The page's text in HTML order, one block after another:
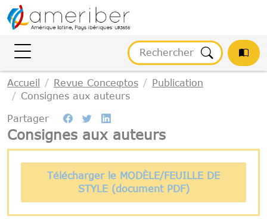
Accueil Revue Conceφtos
Publication
Consignes aux auteurs
Partager
Consignes aux auteurs
Télécharger le MODÈLE/FEUILLE DE
STYLE (document PDF)
Gestion des cookies